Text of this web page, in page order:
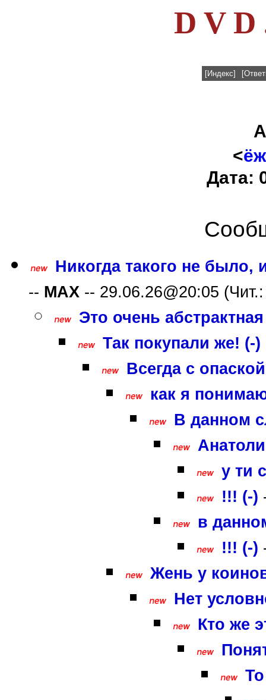
D V D
[Индекс]
<
Дата:
Никогда такого не было,
-- MAX -- 29.06.26@20:05
Это очень
Так покупали же! (-)
Всегда с
как я
В данном
у ти
!!! (-)
в
!!! (-)
Жень у
Нет
Кто же